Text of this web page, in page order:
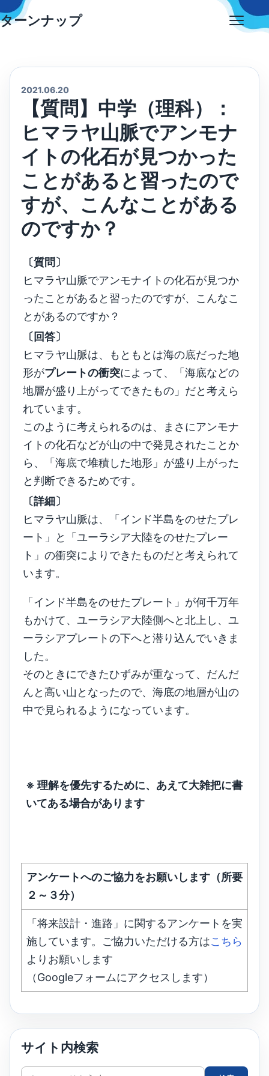
Skip
to
ターンナップ
2021.06.20
【質問】中学（理科）：
ヒマラヤ山脈でアンモナ
イトの化石が見つかった
ことがあると習ったので
すが、こんなことがある
のですか？
〔質問〕
ヒマラヤ山脈でアンモナイトの化石が見つか
ったことがあると習ったのですが、こんなこ
とがあるのですか？
〔回答〕
ヒマラヤ山脈は、もともとは海の底だった地
形がプレートの衝突によって、「海底などの
地層が盛り上がってできたもの」だと考えら
れています。
このように考えられるのは、まさにアンモナ
イトの化石などが山の中で発見されたことか
ら、「海底で堆積した地形」が盛り上がった
と判断できるためです。
〔詳細〕
ヒマラヤ山脈は、「インド半島をのせたプレ
ート」と「ユーラシア大陸をのせたプレー
ト」の衝突によりできたものだと考えられて
います。
「インド半島をのせたプレート」が何千万年
もかけて、ユーラシア大陸側へと北上し、ユ
ーラシアプレートの下へと潜り込んでいきま
した。
そのときにできたひずみが重なって、だんだ
んと高い山となったので、海底の地層が山の
中で見られるようになっています。
※ 理解を優先するために、あえて大雑把に書
いてある場合があります
アンケートへのご協力をお願いします（所要
２～３分）
「将来設計・進路」に関するアンケートを実
施しています。ご協力いただける方はこちら
よりお願いします
（Googleフォームにアクセスします）
サイト内検索
サ